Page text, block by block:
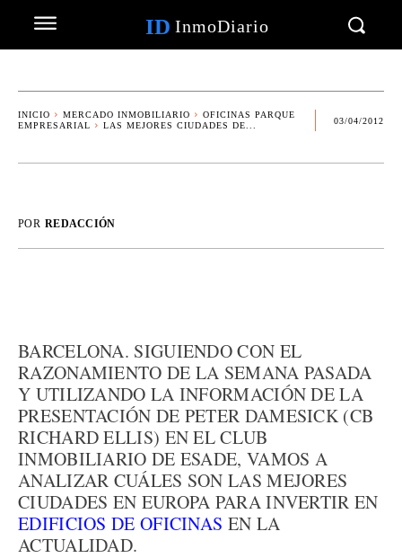
ID InmoDiario
INICIO MERCADO INMOBILIARIO
OFICINAS PARQUE
EMPRESARIAL
LAS MEJORES CIUDADES DE...
03/04/2012
POR REDACCIÓN
BARCELONA. SIGUIENDO CON EL
RAZONAMIENTO DE LA SEMANA PASADA
Y UTILIZANDO LA INFORMACIÓN DE LA
PRESENTACIÓN DE PETER DAMESICK (CB
RICHARD ELLIS) EN EL CLUB
INMOBILIARIO DE ESADE, VAMOS A
ANALIZAR CUÁLES SON LAS MEJORES
CIUDADES EN EUROPA PARA INVERTIR EN
EDIFICIOS DE OFICINAS EN LA
ACTUALIDAD.